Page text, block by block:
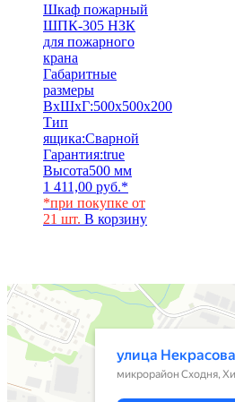
Шкаф пожарный
ШПК-305 НЗК
для пожарного
крана
Габаритные
размеры
ВхШхГ:500х500х200
Тип
ящика:Сварной
Гарантия:true
Высота500 мм
1 411,00 руб.*
*при покупке от
21 шт. В корзину
Химки
Яндекс Карты — транспорт, навигация, поиск мест